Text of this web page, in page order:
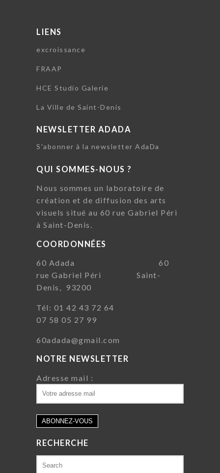
LIENS
excroissance
FRAAP
HCE Studio Galerie
La Ville de Saint-Denis
NEWSLETTER ADADA
S'abonner à la newsletter AdaDa
QUI SOMMES-NOUS ?
Nous sommes un laboratoire de
création et de diffusion des arts
visuels situé au 60 rue Gabriel Péri
à Saint-Denis.
COORDONNÉES
60 Adada 60
rue Gabriel Péri Saint-
Denis, 93200
Tél: 01 42 43 72 64
07 58 05 27 99
60adada@gmail.com
NOTRE NEWSLETTER
Adresse mail :
RECHERCHE
for: